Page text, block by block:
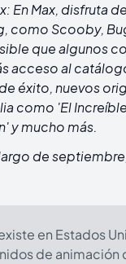
En Max, disfruta
como Scooby,
que algunos
acceso al
éxito, nuevos
como 'El
y mucho más.
de
en Estados
de animación